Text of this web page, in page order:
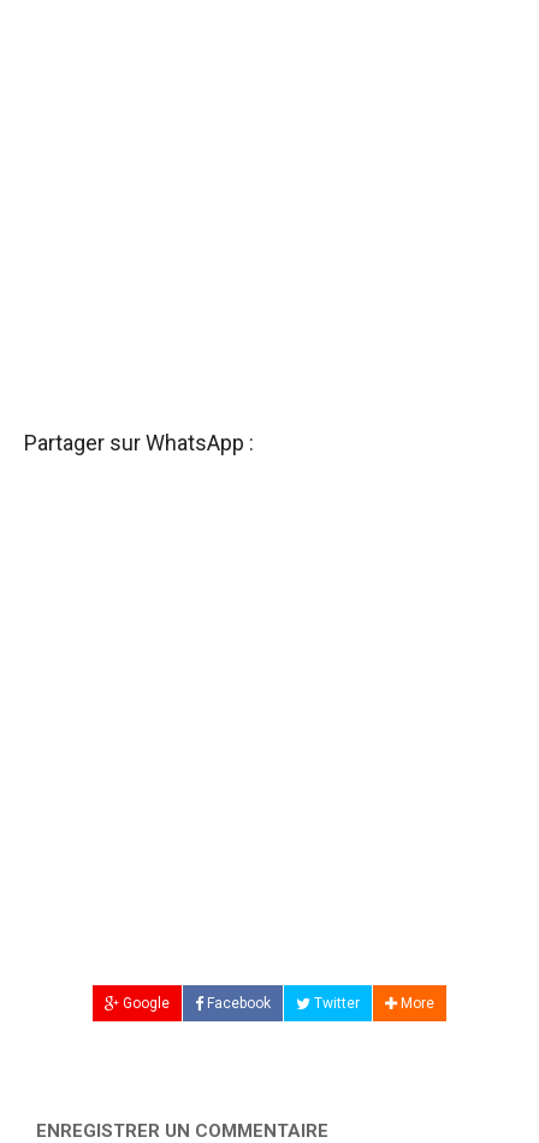
Partager sur WhatsApp :
Google Facebook Twitter More
ENREGISTRER UN COMMENTAIRE